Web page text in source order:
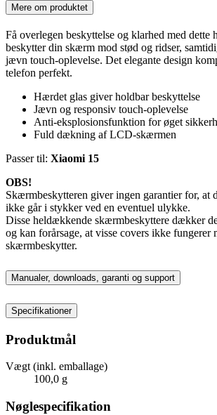
Mere om produktet
Få overlegen beskyttelse og klarhed med dette
beskytter din skærm mod stød og ridser,
jævn touch-oplevelse. Det elegante design
telefon perfekt.
Hærdet glas giver holdbar beskyttelse
Jævn og responsiv touch-oplevelse
Anti-eksplosionsfunktion for øget
Fuld dækning af LCD-skærmen
Passer til: Xiaomi 15
OBS!
Skærmbeskytteren giver ingen garantier for, at
ikke går i stykker ved en eventuel ulykke.
Disse heldækkende skærmbeskyttere dækker
og kan forårsage, at visse covers ikke fungerer
skærmbeskytter.
Manualer, downloads, garanti og support
Specifikationer
Produktmål
Vægt (inkl. emballage)
100,0 g
Nøglespecifikation